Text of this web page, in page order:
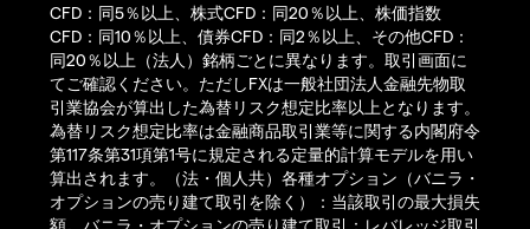
CFD：同5％以上、株式CFD：同20％以上、株価指数
CFD：同10％以上、債券CFD：同2％以上、その他CFD：
同20％以上（法人）銘柄ごとに異なります。取引画面に
てご確認ください。ただしFXは一般社団法人金融先物取
引業協会が算出した為替リスク想定比率以上となります。
為替リスク想定比率は金融商品取引業等に関する内閣府令
第117条第31項第1号に規定される定量的計算モデルを用い
算出されます。（法・個人共）各種オプション（バニラ・
オプションの売り建て取引を除く）：当該取引の最大損失
額。バニラ・オプションの売り建て取引：レバレッジ取引